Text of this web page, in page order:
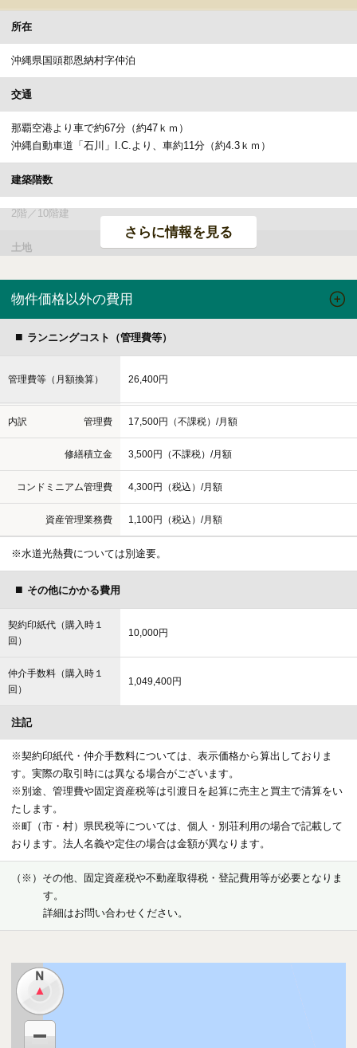
所在
沖縄県国頭郡恩納村字仲泊
交通
那覇空港より車で約67分（約47ｋｍ）
沖縄自動車道「石川」I.C.より、車約11分（約4.3ｋｍ）
建築階数
2階／10階建
土地
権利形態 所有権
敷地面積／（公簿）1,850.94ｍ （559.90坪）
専有面積 （壁芯）43.20ｍ
バルコニー面積 13.11ｍ2（3.96坪）
Studio
備考 -
建築 1990年11月
構造
現況：鉄骨鉄筋コンクリート造10階建地下1階付、
●レストラン
設備
電気
ガス ＬＰガス集中方式
水道 公営水道
給湯
排水・汚水 集中浄化槽
駐車場 ２４台（敷地外駐車場４５台 無料）
「ホテル賃貸借契約」「ホテル資産管理業務委託契約」を締結していた
だきます。・ホテル運用が前提となるため、上記契約を解除することは
できません。・ホテル賃貸借契約に基づき得られる賃料は変動性のある
ものであり、購入後保証されるものではありません。・オーナー様のご
利用時にはご利用料金が発生します。
さらに情報を見る
物件価格以外の費用
ランニングコスト（管理費等）
管理費等（月額換算） 26,400円
内訳 管理費 17,500円（不課税）/月額
修繕積立金 3,500円（不課税）/月額
コンドミニアム管理費 4,300円（税込）/月額
資産管理業務費 1,100円（税込）/月額
※水道光熱費については別途要。
その他にかかる費用
契約印紙代（購入時１
回）
10,000円
仲介手数料（購入時１
回）
1,049,400円
注記
※契約印紙代・仲介手数料については、表示価格から算出しておりま
す。実際の取引時には異なる場合がございます。
※別途、管理費や固定資産税等は引渡日を起算に売主と買主で清算をい
たします。
※町（市・村）県民税等については、個人・別荘利用の場合で記載して
おります。法人名義や定住の場合は金額が異なります。
（※）その他、固定資産税や不動産取得税・登記費用等が必要となりま
す。
詳細はお問い合わせください。